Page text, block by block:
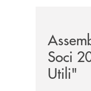
Soci
Utili"